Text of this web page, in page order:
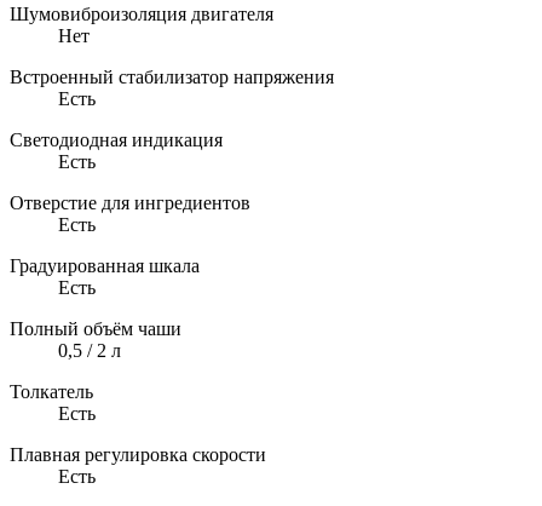
Шумовиброизоляция двигателя
Нет
Встроенный стабилизатор напряжения
Есть
Светодиодная индикация
Есть
Отверстие для ингредиентов
Есть
Градуированная шкала
Есть
Полный объём чаши
0,5 / 2 л
Толкатель
Есть
Плавная регулировка скорости
Есть